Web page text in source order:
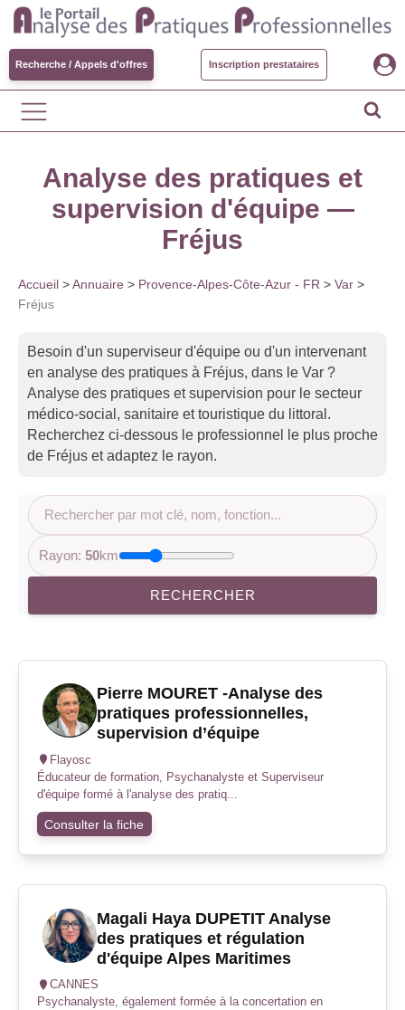
Recherche / Appels d'offres Inscription prestataires
Analyse des pratiques et
supervision d'équipe —
Fréjus
Accueil >Annuaire > Provence-Alpes-Côte-Azur - FR > Var >
Fréjus
Besoin d'un superviseur d'équipe ou d'un intervenant
en analyse des pratiques à Fréjus, dans le Var ?
Analyse des pratiques et supervision pour le secteur
médico-social, sanitaire et touristique du littoral.
Recherchez ci-dessous le professionnel le plus proche
de Fréjus et adaptez le rayon.
Rayon:50km
RECHERCHER
Pierre MOURET -Analyse des
pratiques professionnelles,
supervision d’équipe
Flayosc
Éducateur de formation, Psychanalyste et Superviseur
d'équipe formé à l'analyse des pratiq...
Consulter la fiche
Magali Haya DUPETIT Analyse
des pratiques et régulation
d'équipe Alpes Maritimes
CANNES
Psychanalyste, également formée à la concertation en